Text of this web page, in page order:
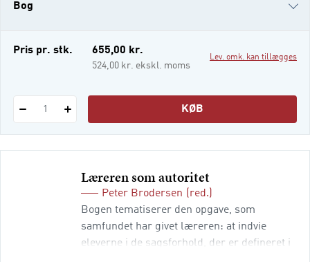
Bog
i-bog
Pris pr. stk. 655,00 kr.
524,00 kr. ekskl. moms
Lev. omk. kan tillægges
1 KØB
Læreren som autoritet
Peter Brodersen
(red.)
Bogen tematiserer den opgave, som
samfundet har givet læreren: at indvie
eleverne i de sagsforhold, der er defineret i